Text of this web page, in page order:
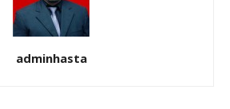
adminhasta